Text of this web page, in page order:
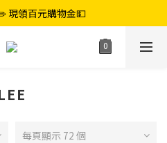
現領百元購物金💵
每頁顯示 72 個